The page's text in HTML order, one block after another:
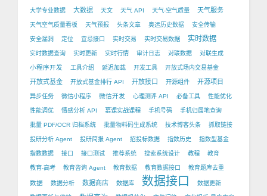
大学专业数据 大数据 天文 天气 API 天气-空气质量 天气服务
天气空气质量看板 天气预报 头条文章 奥运历史数据 安全传输
安全漏洞 定位 宜忌接口 实时交易 实时交易数据 实时数据
实时数据查询 实时更新 实时行情 审计日志 对联数据 对联生成
小程序开发 工具介绍 延迟加载 开发工具 开放式场内交易基金
开放式基金 开放式基金排行 API 开放接口 开源组件 开源项目
异步任务 微信小程序 微信开发 心理测评 API 必备工具 性能优化
性能调优 情感分析 API 慕课实战课程 手机号码 手机归属地查询
批量 PDF/OCR 归档系统 批量物料码生成系统 技术博客头条 抓取链接
投研分析 Agent 投研简报 Agent 招投标数据 指数历史 指数型基金
指数数据 接口 接口测试 推荐系统 搜索系统设计 教程 教育
教育-高考 教育咨询 Agent 教育数据 教育数据接口 教育题库去重
数据 数据分析 数据商店 数据库 数据接口 数据更新